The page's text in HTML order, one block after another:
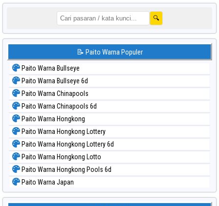
🔍
📝 Paito Warna Populer
Paito Warna Bullseye
Paito Warna Bullseye 6d
Paito Warna Chinapools
Paito Warna Chinapools 6d
Paito Warna Hongkong
Paito Warna Hongkong Lottery
Paito Warna Hongkong Lottery 6d
Paito Warna Hongkong Lotto
Paito Warna Hongkong Pools 6d
Paito Warna Japan
Paito Warna Japan 6d